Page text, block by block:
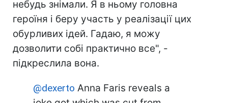
небудь знімали. Я в ньому головна
героїня і беру участь у реалізації цих
обурливих ідей. Гадаю, я можу
дозволити собі практично все", -
підкреслила вона.
@dexerto Anna Faris reveals a